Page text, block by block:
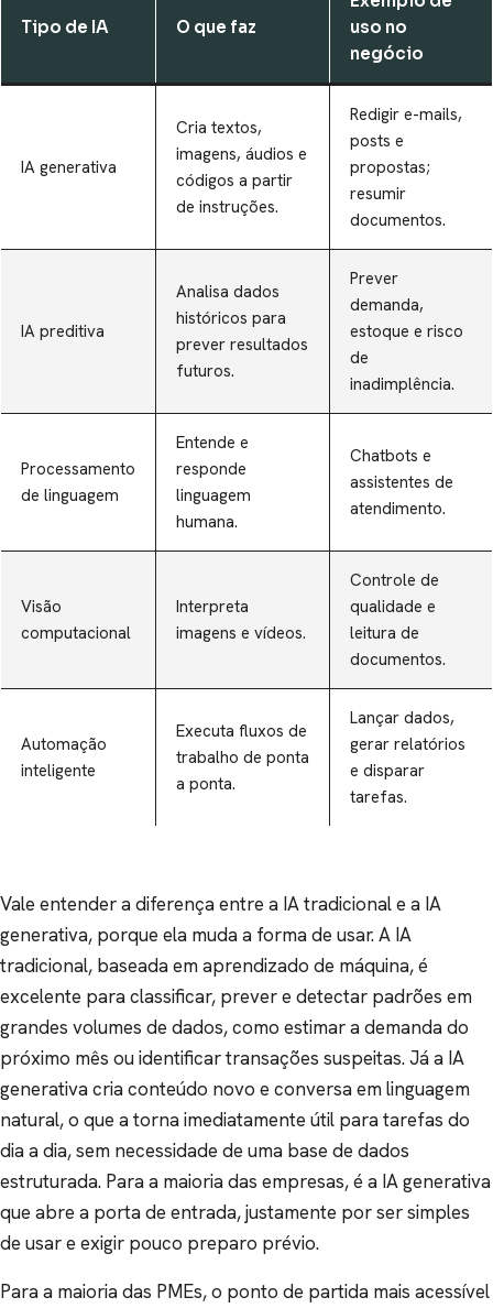
Tipo de IA O que faz
uso no
negócio
IA generativa
Cria textos,
imagens, áudios e
códigos a partir
de instruções.
Redigir e-mails,
posts e
propostas;
resumir
documentos.
IA preditiva
Analisa dados
históricos para
prever resultados
futuros.
Prever
demanda,
estoque e risco
de
inadimplência.
Processamento
de linguagem
Entende e
responde
linguagem
humana.
Chatbots e
assistentes de
atendimento.
Visão
computacional
Interpreta
imagens e vídeos.
Controle de
qualidade e
leitura de
documentos.
Automação
inteligente
Executa fluxos de
trabalho de ponta
a ponta.
Lançar dados,
gerar relatórios
e disparar
tarefas.
Vale entender a diferença entre a IA tradicional e a IA
generativa, porque ela muda a forma de usar. A IA
tradicional, baseada em aprendizado de máquina, é
excelente para classificar, prever e detectar padrões em
grandes volumes de dados, como estimar a demanda do
próximo mês ou identificar transações suspeitas. Já a IA
generativa cria conteúdo novo e conversa em linguagem
natural, o que a torna imediatamente útil para tarefas do
dia a dia, sem necessidade de uma base de dados
estruturada. Para a maioria das empresas, é a IA generativa
que abre a porta de entrada, justamente por ser simples
de usar e exigir pouco preparo prévio.
Para a maioria das PMEs, o ponto de partida mais acessível